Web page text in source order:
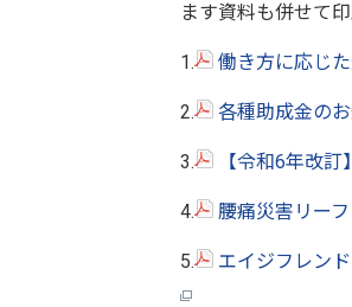
ます資料も併せて
1. 働き方に応じ
2. 各種助成金の
3. 【令和6年改
4. 腰痛災害リー
5. エイジフレン